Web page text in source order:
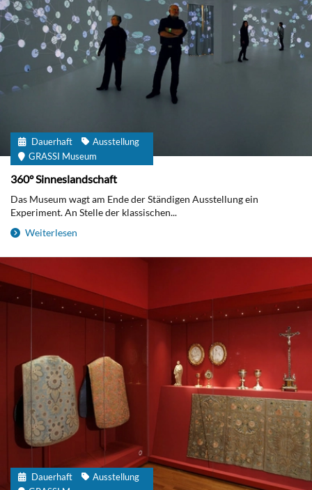
Dauerhaft
Ausstellung
GRASSI Museum
360° Sinneslandschaft
Das Museum wagt am Ende der Ständigen Ausstellung ein
Experiment. An Stelle der klassischen...
Weiterlesen
Dauerhaft
Ausstellung